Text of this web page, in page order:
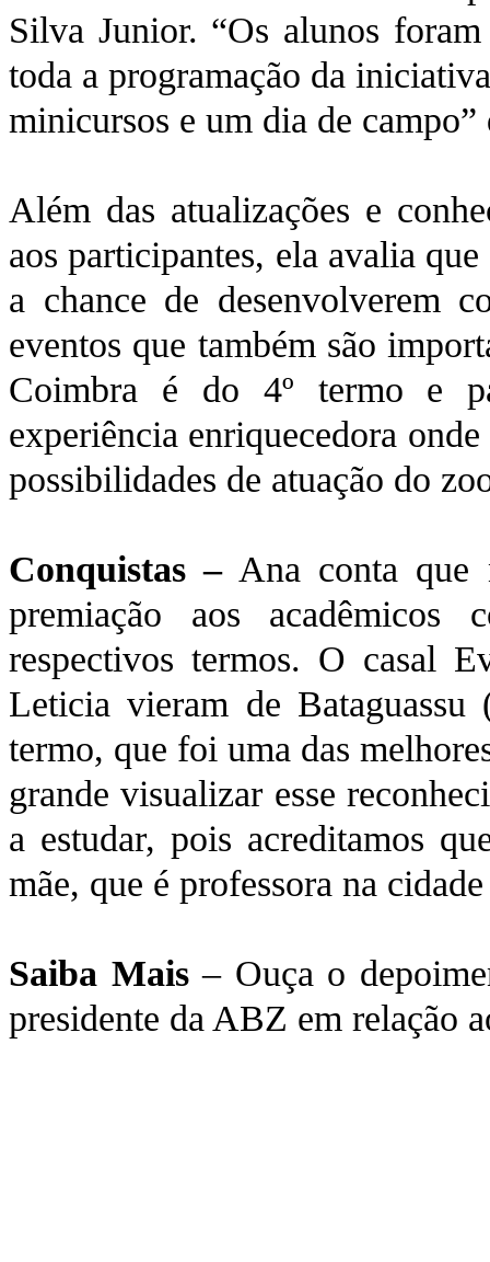
Silva Junior. “Os alunos
toda a programação da
minicursos e um dia de campo”
Além das atualizações e
aos participantes, ela avalia
a chance de desenvolverem
eventos que também são
Coimbra é do 4º termo e
experiência enriquecedora
possibilidades de atuação do
Conquistas –Ana conta que
premiação aos acadêmicos
respectivos termos. O casal
Leticia vieram de
termo, que foi uma das
grande visualizar esse
a estudar, pois acreditamos
mãe, que é professora na
Saiba Mais– Ouça o
presidente da ABZ em relação